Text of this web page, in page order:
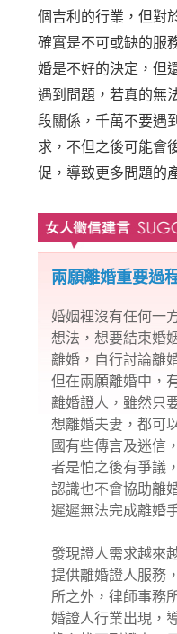
個吉利的行業，但對
確實是不可或缺的服
婚是不好的決定，但
遇到問題，若真的無
段關係，千萬不要遇
求，不但之後可能會
促，導致更多問題的
兩願離婚重要過
婚姻裡沒有任何一
想法，想要結束婚
離婚，自行討論離
但在兩願離婚中，
離婚證人，雖然只
想離婚夫妻，都可
國有些傳言及迷信
者是怕之後有爭議
認識也不會協助離
遲遲無法完成離婚
發現證人需求越來
提供離婚證人服務
所之外，律師事務
婚證人行業出現，